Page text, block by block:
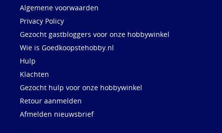
Algemene voorwaarden
Privacy Policy
Gezocht gastbloggers voor onze hobbywinkel
Wie is Goedkoopstehobby.nl
Hulp
Klachten
Gezocht hulp voor onze hobbywinkel
Retour aanmelden
Afmelden nieuwsbrief